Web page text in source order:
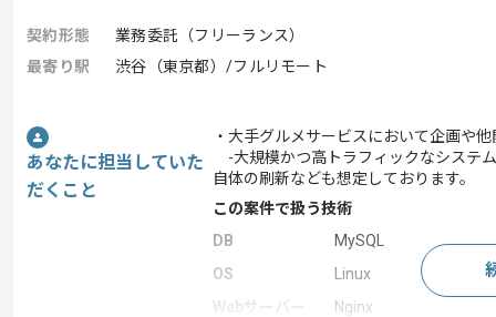
契約形態
業務委託（フリーランス）
最寄り駅
渋谷（東京都）/フルリモート
あなたに担当していた
だくこと
・大手グルメサービスにおいて企画や
-大規模かつ高トラフィックなシステ
自体の刷新なども想定しております。
この案件で扱う技術
DB
MySQL
OS
Linux
Webサーバー
Nginx